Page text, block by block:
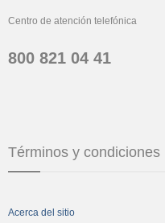
Centro de atención telefónica
800 821 04 41
Términos y condiciones
Acerca del sitio